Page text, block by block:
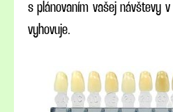
s plánovaním vašej návštevy
vyhovuje.